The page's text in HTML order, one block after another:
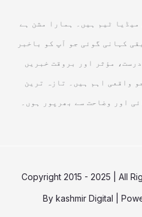
میڈیا ٹیم ہیں۔ ہمارا مشن ہے
کہانی گوئی جو آپ کو باخبر
مؤثر اور بروقت خبریں
واقعی اہم ہیں۔ تازہ ترین
اور وضاحت سے بھرپور ہوں۔
© Copyright 2015 - 2025 | All
By kashmir Digital |